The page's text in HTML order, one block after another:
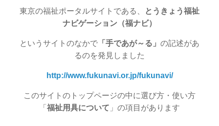
東京の福祉ポータルサイトである、
とうきょう福祉
ナビゲーション（福ナビ）
というサイトのなかで 「手であが～る」 の記述があ
るのを発見しました
http://www.fukunavi.or.jp/fukunavi/
このサイトのトップページの中に選び方・使い方
「 福祉用具について 」の項目があります